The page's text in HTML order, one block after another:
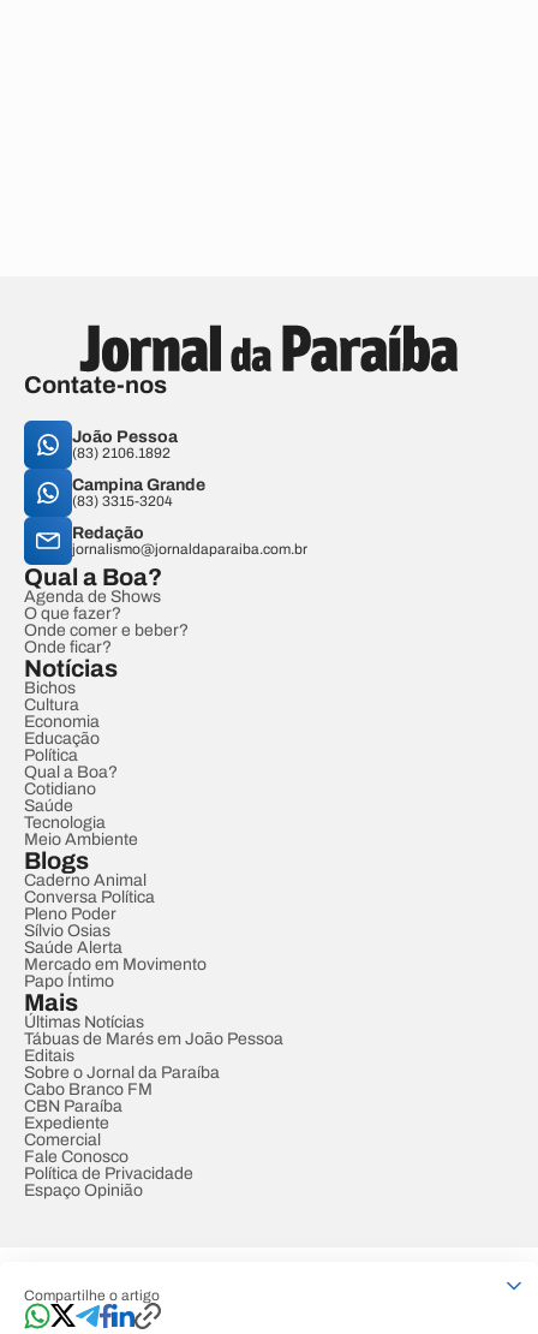
Compartilhe o artigo
Contate-nos
João Pessoa
(83) 2106.1892
Campina Grande
(83) 3315-3204
Redação
jornalismo@jornaldaparaiba.com.br
Qual a Boa?
Agenda de Shows
O que fazer?
Onde comer e beber?
Onde ficar?
Notícias
Bichos
Cultura
Economia
Educação
Política
Qual a Boa?
Cotidiano
Saúde
Tecnologia
Meio Ambiente
Blogs
Caderno Animal
Conversa Política
Pleno Poder
Sílvio Osias
Saúde Alerta
Mercado em Movimento
Papo Íntimo
Mais
Últimas Notícias
Tábuas de Marés em João Pessoa
Editais
Sobre o Jornal da Paraíba
Cabo Branco FM
CBN Paraíba
Expediente
Comercial
Fale Conosco
Política de Privacidade
Espaço Opinião
Developed by Designed by